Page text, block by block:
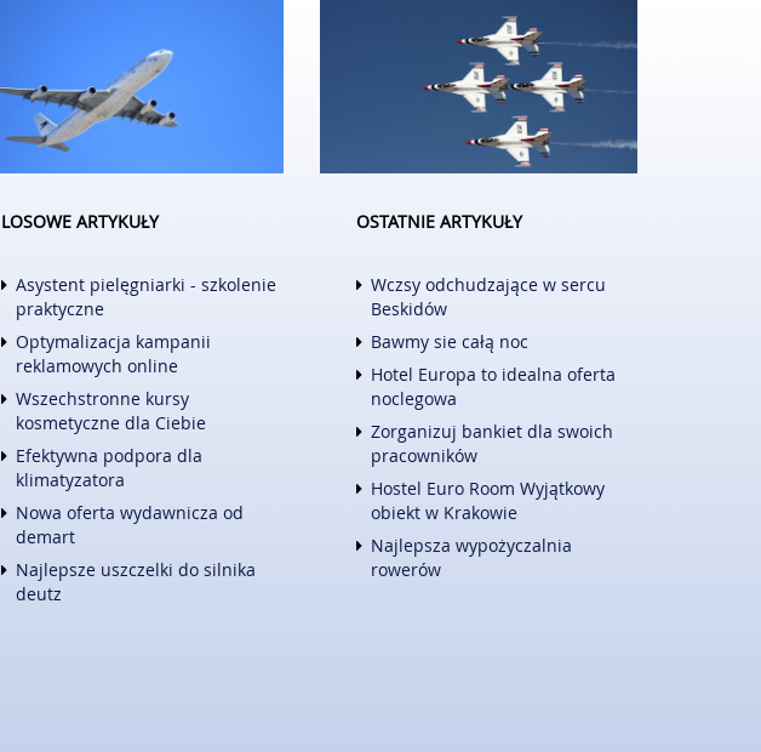
CZĘŚCI SAMOCHODOWE
USŁUGI MOTORYZACYJNE
AGENCJE REKLAMOWE
MATERIAŁY REKLAMOWE
INNE AGENCJE
ZAJĘCIA SPORTOWE I REKREACYJNE
INFORMATYCZNE
FOTOGRAFIA
ADWOKACI, PORADY PRAWNE
ŚLUB I WESELE
WETERYNARYJNE, HODOWLA ZWIERZĄT
SPRZĄTANIE, PORZĄDKOWANIE
SERWIS
OPIEKA
INNE USŁUGI
KURIER, PRZESYŁKI
HOTELE I NOCLEGI
WYPOCZYNEK
WITALIZM
KOSMETYKI
LECZENIE
SALONY KOSMETYCZNE
SPRZĘT MEDYCZNY
WEB
OPROGRAMOWANIE
STRONY INTERNETOWE
KONTAKT
LOSOWE ARTYKUŁY
Asystent pielęgniarki - szkolenie
praktyczne
Optymalizacja kampanii
reklamowych online
Wszechstronne kursy
kosmetyczne dla Ciebie
Efektywna podpora dla
klimatyzatora
Nowa oferta wydawnicza od
demart
Najlepsze uszczelki do silnika
deutz
OSTATNIE ARTYKUŁY
Wczsy odchudzające w sercu
Beskidów
Bawmy sie całą noc
Hotel Europa to idealna oferta
noclegowa
Zorganizuj bankiet dla swoich
pracowników
Hostel Euro Room Wyjątkowy
obiekt w Krakowie
Najlepsza wypożyczalnia
rowerów